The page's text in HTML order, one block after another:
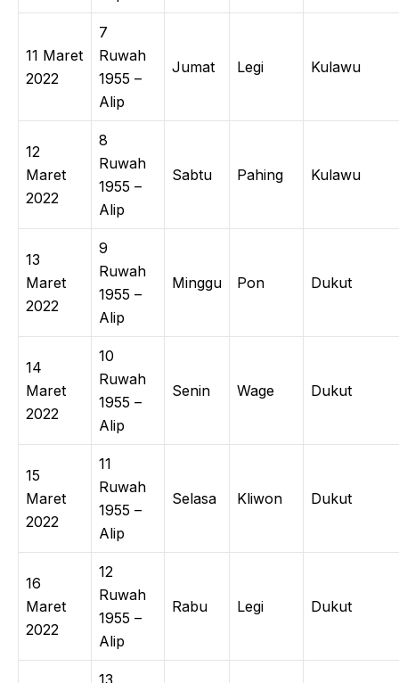
11 Maret
2022
7
Ruwah
1955 –
Alip
Jumat Legi Kulawu
12
Maret
2022
8
Ruwah
1955 –
Alip
Sabtu Pahing Kulawu
13
Maret
2022
9
Ruwah
1955 –
Alip
Minggu Pon Dukut
14
Maret
2022
10
Ruwah
1955 –
Alip
Senin Wage Dukut
15
Maret
2022
11
Ruwah
1955 –
Alip
Selasa Kliwon Dukut
16
Maret
2022
12
Ruwah
1955 –
Alip
Rabu Legi Dukut
13